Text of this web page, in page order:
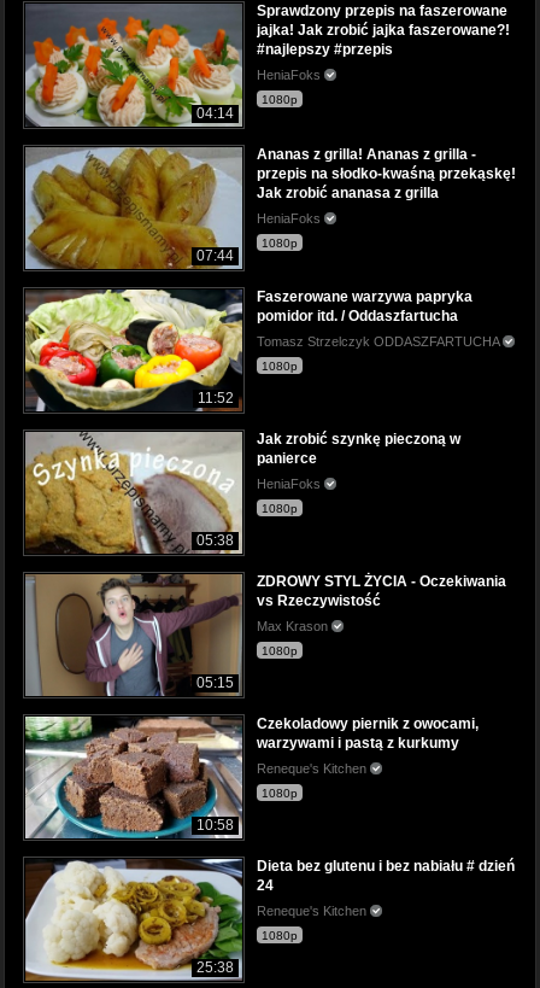
04:14
Sprawdzony przepis na faszerowane
jajka! Jak zrobić jajka faszerowane?!
#najlepszy #przepis
HeniaFoks
1080p
07:44
Ananas z grilla! Ananas z grilla -
przepis na słodko-kwaśną przekąskę!
Jak zrobić ananasa z grilla
HeniaFoks
1080p
11:52
Faszerowane warzywa papryka
pomidor itd. / Oddaszfartucha
Tomasz Strzelczyk ODDASZFARTUCHA
1080p
05:38
Jak zrobić szynkę pieczoną w
panierce
HeniaFoks
1080p
05:15
ZDROWY STYL ŻYCIA - Oczekiwania
vs Rzeczywistość
Max Krason
1080p
10:58
Czekoladowy piernik z owocami,
warzywami i pastą z kurkumy
Reneque's Kitchen
1080p
25:38
Dieta bez glutenu i bez nabiału # dzień
24
Reneque's Kitchen
1080p